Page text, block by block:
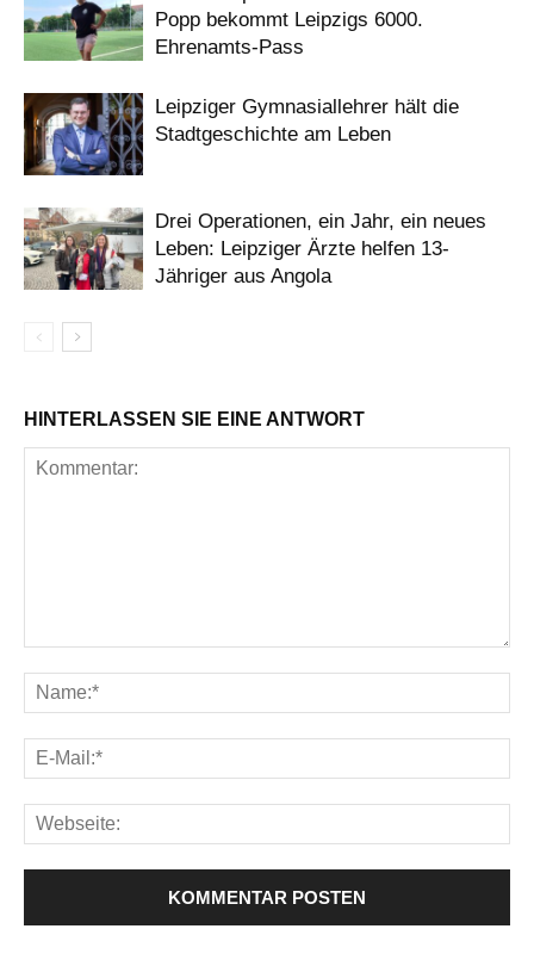
Popp bekommt Leipzigs 6000.
Ehrenamts-Pass
Leipziger Gymnasiallehrer hält die
Stadtgeschichte am Leben
Drei Operationen, ein Jahr, ein neues
Leben: Leipziger Ärzte helfen 13-
Jähriger aus Angola
HINTERLASSEN SIE EINE ANTWORT